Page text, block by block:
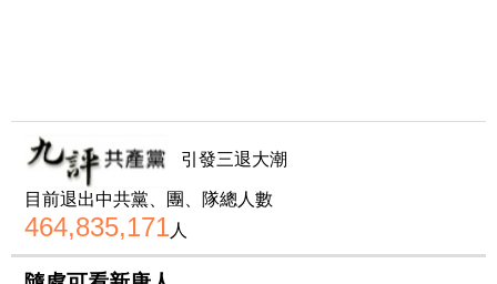
引發三退大潮
目前退出中共黨、團、隊總人數
464,835,171人